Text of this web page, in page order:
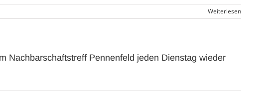
Weiterlesen
Nachbarschaftstreff Pennenfeld jeden Dienstag wieder